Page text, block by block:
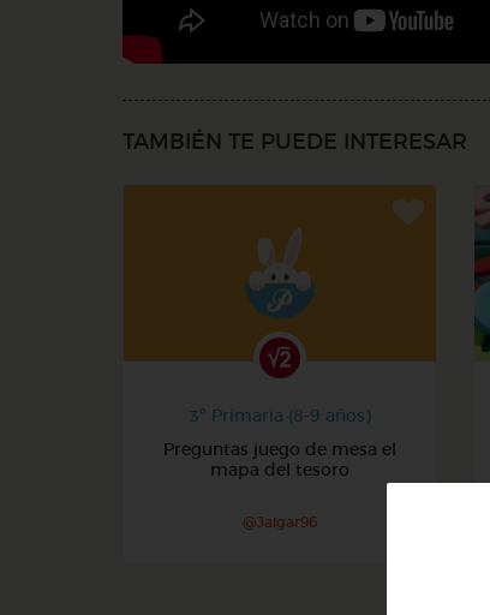
TAMBIÉN TE PUEDE INTERESAR
3º Primaria (8-9 años)
Preguntas juego de mesa el
mapa del tesoro
@Jaigar96